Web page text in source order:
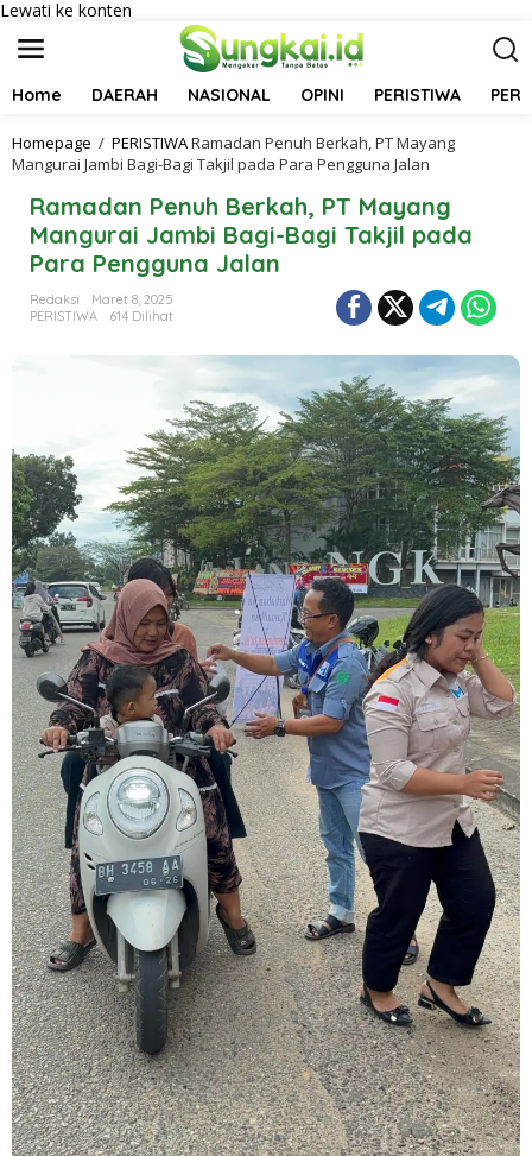
Lewati ke konten
Home DAERAH NASIONAL OPINI PERISTIWA
Homepage / PERISTIWARamadan Penuh Berkah, PT Mayang
Mangurai Jambi Bagi-Bagi Takjil pada Para Pengguna Jalan
Ramadan Penuh Berkah, PT Mayang
Mangurai Jambi Bagi-Bagi Takjil pada
Para Pengguna Jalan
Redaksi
Maret 8, 2025
PERISTIWA
614 Dilihat